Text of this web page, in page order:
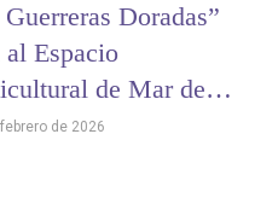
Guerreras Doradas”
Espacio
de Mar de
de 2026